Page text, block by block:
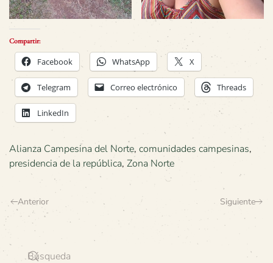
Compartir:
Facebook WhatsApp X
Telegram Correo electrónico Threads
LinkedIn
Alianza Campesina del Norte, comunidades campesinas,
presidencia de la república, Zona Norte
Anterior Siguiente